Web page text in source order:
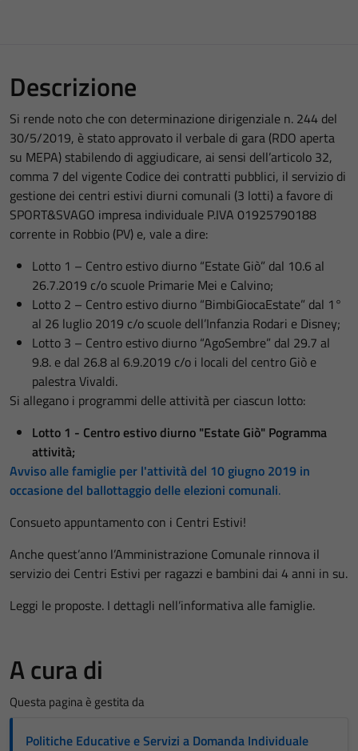
Descrizione
Si rende noto che con determinazione dirigenziale n. 244 del
30/5/2019, è stato approvato il verbale di gara (RDO aperta
su MEPA) stabilendo di aggiudicare, ai sensi dell’articolo 32,
comma 7 del vigente Codice dei contratti pubblici, il servizio di
gestione dei centri estivi diurni comunali (3 lotti) a favore di
SPORT&SVAGO impresa individuale P.IVA 01925790188
corrente in Robbio (PV) e, vale a dire:
Lotto 1 – Centro estivo diurno “Estate Giò” dal 10.6 al
26.7.2019 c/o scuole Primarie Mei e Calvino;
Lotto 2 – Centro estivo diurno “BimbiGiocaEstate” dal 1°
al 26 luglio 2019 c/o scuole dell’Infanzia Rodari e Disney;
Lotto 3 – Centro estivo diurno “AgoSembre” dal 29.7 al
9.8. e dal 26.8 al 6.9.2019 c/o i locali del centro Giò e
palestra Vivaldi.
Si allegano i programmi delle attività per ciascun lotto:
Lotto 1 - Centro estivo diurno "Estate Giò" Pogramma
attività;
Avviso alle famiglie per l'attività del 10 giugno 2019 in
occasione del ballottaggio delle elezioni comunali.
Consueto appuntamento con i Centri Estivi!
Anche quest’anno l’Amministrazione Comunale rinnova il
servizio dei Centri Estivi per ragazzi e bambini dai 4 anni in su.
Leggi le proposte. I dettagli nell’informativa alle famiglie.
A cura di
Questa pagina è gestita da
Politiche Educative e Servizi a Domanda Individuale